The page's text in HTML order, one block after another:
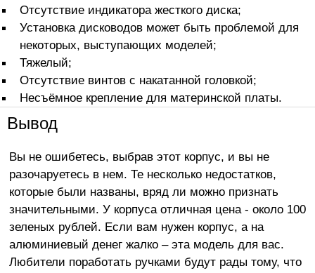
Отсутствие индикатора жесткого диска;
Установка дисководов может быть проблемой для
некоторых, выступающих моделей;
Тяжелый;
Отсутствие винтов с накатанной головкой;
Несъёмное крепление для материнской платы.
Вывод
Вы не ошибетесь, выбрав этот корпус, и вы не
разочаруетесь в нем. Те несколько недостатков,
которые были названы, вряд ли можно признать
значительными. У корпуса отличная цена - около 100
зеленых рублей. Если вам нужен корпус, а на
алюминиевый денег жалко – эта модель для вас.
Любители поработать ручками будут рады тому, что